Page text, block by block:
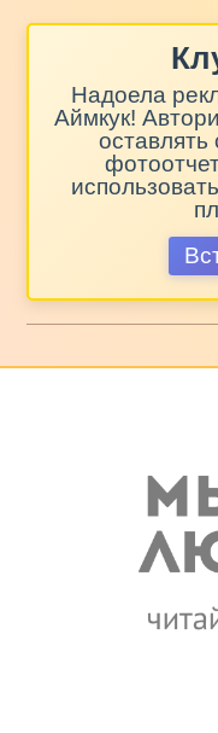
Надоела
Аймкук!